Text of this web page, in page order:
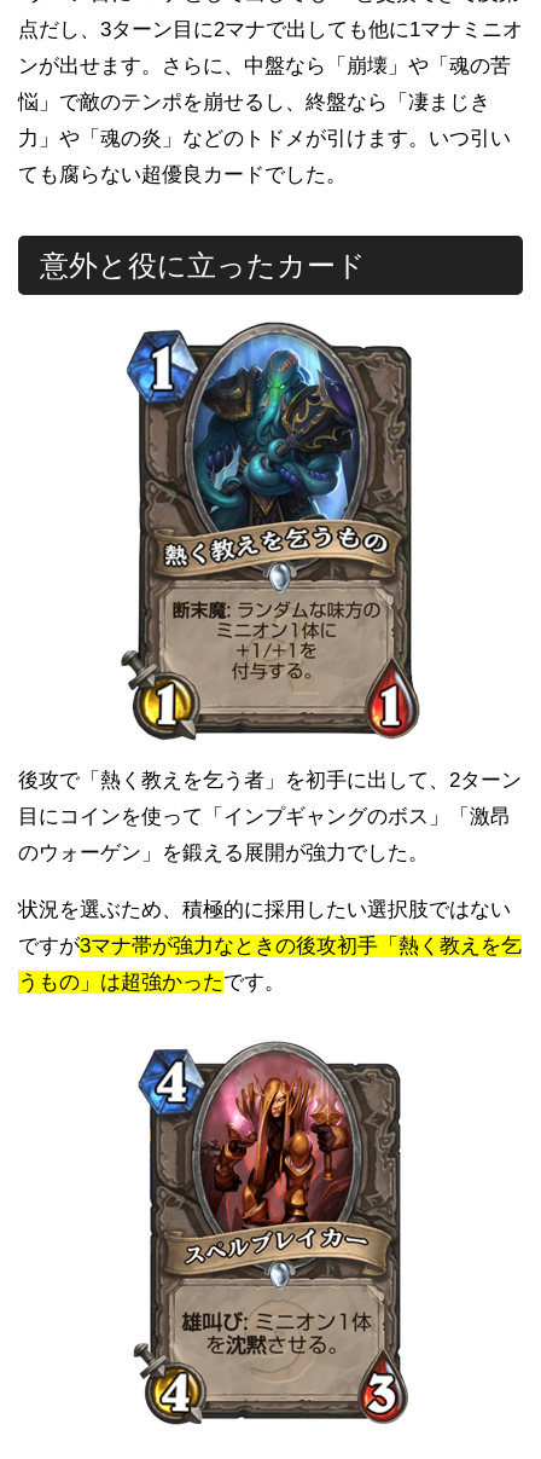
点だし、3ターン目に2マナで出しても他に1マナミニオ
ンが出せます。さらに、中盤なら「崩壊」や「魂の苦
悩」で敵のテンポを崩せるし、終盤なら「凄まじき
力」や「魂の炎」などのトドメが引けます。いつ引い
ても腐らない超優良カードでした。
意外と役に立ったカード
後攻で「熱く教えを乞う者」を初手に出して、2ターン
目にコインを使って「インプギャングのボス」「激昂
のウォーゲン」を鍛える展開が強力でした。
状況を選ぶため、積極的に採用したい選択肢ではない
ですが3マナ帯が強力なときの後攻初手「熱く教えを乞
うもの」は超強かったです。